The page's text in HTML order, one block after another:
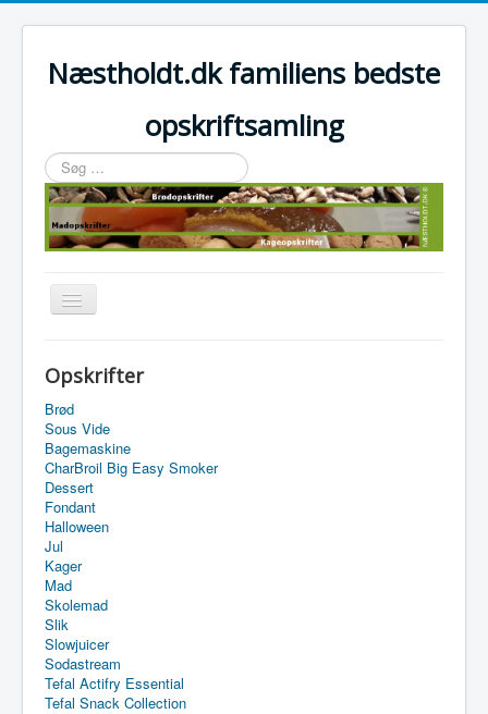
Næstholdt.dk familiens bedste
opskriftsamling
Søg
…
Skift
navigation
Tefal Actifry Essential
Opskrifter
Brød
Sous Vide
Bagemaskine
CharBroil Big Easy Smoker
Dessert
Fondant
Halloween
Jul
Kager
Mad
Skolemad
Slik
Slowjuicer
Sodastream
Tefal Actifry Essential
Tefal Snack Collection